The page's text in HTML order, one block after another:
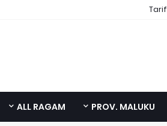
Tarif
PROV. MALUKU
ALL RAGAM